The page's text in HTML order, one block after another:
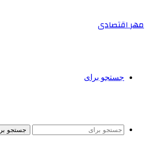
مهر اقتصادی
جستجو برای
جستجو